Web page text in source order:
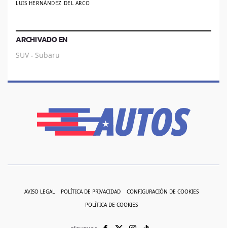
LUIS HERNÁNDEZ DEL ARCO
ARCHIVADO EN
SUV · Subaru
AVISO LEGAL POLÍTICA DE PRIVACIDAD CONFIGURACIÓN DE COOKIES
POLÍTICA DE COOKIES